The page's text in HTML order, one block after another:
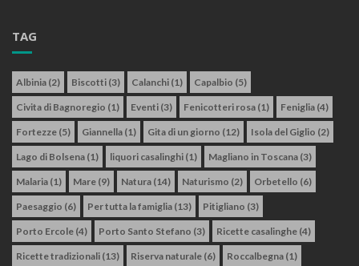
TAG
Albinia (2) Biscotti (3) Calanchi (1) Capalbio (5)
Civita di Bagnoregio (1) Eventi (3) Fenicotteri rosa (1) Feniglia (4)
Fortezze (5) Giannella (1) Gita di un giorno (12) Isola del Giglio (2)
Lago di Bolsena (1) liquori casalinghi (1) Magliano in Toscana (3)
Malaria (1) Mare (9) Natura (14) Naturismo (2) Orbetello (6)
Paesaggio (6) Per tutta la famiglia (13) Pitigliano (3)
Porto Ercole (4) Porto Santo Stefano (3) Ricette casalinghe (4)
Ricette tradizionali (13) Riserva naturale (6) Roccalbegna (1)